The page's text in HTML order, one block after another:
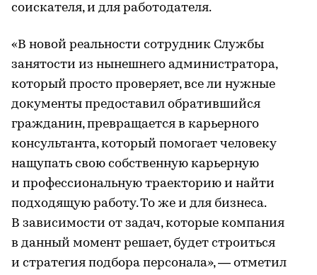
соискателя, и для работодателя.
«В новой реальности сотрудник Службы
занятости из нынешнего администратора,
который просто проверяет, все ли нужные
документы предоставил обратившийся
гражданин, превращается в карьерного
консультанта, который помогает человеку
нащупать свою собственную карьерную
и профессиональную траекторию и найти
подходящую работу. То же и для бизнеса.
В зависимости от задач, которые компания
в данный момент решает, будет строиться
и стратегия подбора персонала», — отметил